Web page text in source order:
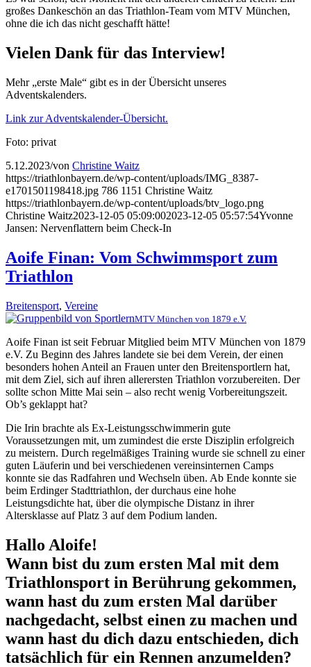
großes Dankeschön an das Triathlon-Team vom MTV München,
ohne die ich das nicht geschafft hätte!
Vielen Dank für das Interview!
Mehr „erste Male“ gibt es in der Übersicht unseres
Adventskalenders.
Link zur Adventskalender-Übersicht.
Foto: privat
5.12.2023/von Christine Waitz
https://triathlonbayern.de/wp-content/uploads/IMG_8387-
e1701501198418.jpg 786 1151 Christine Waitz
https://triathlonbayern.de/wp-content/uploads/btv_logo.png
Christine Waitz2023-12-05 05:09:002023-12-05 05:57:54Yvonne
Jansen: Nervenflattern beim Check-In
Aoife Finan: Vom Schwimmsport zum
Triathlon
Breitensport, Vereine
MTV München von 1879 e.V.
Aoife Finan ist seit Februar Mitglied beim MTV München von 1879
e.V. Zu Beginn des Jahres landete sie bei dem Verein, der einen
besonders hohen Anteil an Frauen unter den Breitensportlern hat,
mit dem Ziel, sich auf ihren allerersten Triathlon vorzubereiten. Der
sollte schon Mitte Mai sein – also recht wenig Vorbereitungszeit.
Ob’s geklappt hat?
Die Irin brachte als Ex-Leistungsschwimmerin gute
Voraussetzungen mit, um zumindest die erste Disziplin erfolgreich
zu meistern. Durch regelmäßiges Training wurde sie schnell zu einer
guten Läuferin und bei verschiedenen vereinsinternen Camps
konnte sie das Radfahren und Wechseln üben. Ab Ende konnte sie
beim Erdinger Stadttriathlon, der durchaus eine hohe
Leistungsdichte hat, über die olympische Distanz in ihrer
Altersklasse auf Platz 3 auf dem Podium landen.
Hallo Aloife!
Wann bist du zum ersten Mal mit dem
Triathlonsport in Berührung gekommen,
wann hast du zum ersten Mal darüber
nachgedacht, selbst einen zu machen und
wann hast du dich dazu entschieden, dich
tatsächlich für ein Rennen anzumelden?